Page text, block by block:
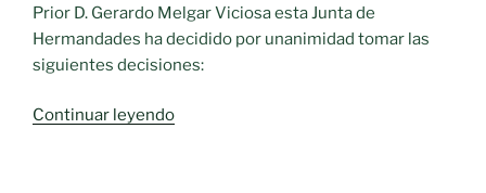
Prior D. Gerardo Melgar Viciosa esta Junta de
Hermandades ha decidido por unanimidad tomar las
siguientes decisiones:
Continuar leyendo«Moral